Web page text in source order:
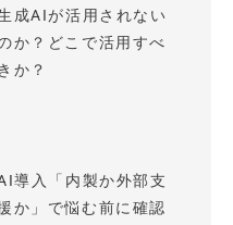
成AIが活用されない
か？どこで活用すべ
きか？
導入「内製か外部支
か」で悩む前に確認